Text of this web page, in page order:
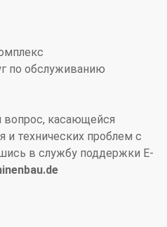
по обслуживанию
касающейся
и технических проблем с
в службу поддержки E-